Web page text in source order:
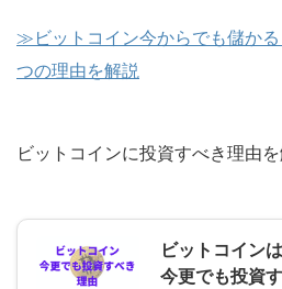
≫ビットコイン今からでも儲か
つの理由を解説
ビットコインに投資すべき理由を
ビットコイン
今更でも投資